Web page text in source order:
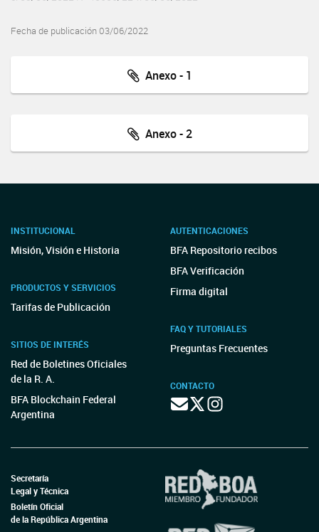
Fecha de publicación 03/06/2022
Anexo - 1
Anexo - 2
INSTITUCIONAL
Misión, Visión e Historia
PRODUCTOS Y SERVICIOS
Tarifas de Publicación
SITIOS DE INTERÉS
Red de Boletines Oficiales
de la R. A.
BFA Blockchain Federal
Argentina
AUTENTICACIONES
BFA Repositorio recibos
BFA Verificación
Firma digital
FAQ Y TUTORIALES
Preguntas Frecuentes
CONTACTO
Secretaría
Legal y Técnica
Boletín Oficial
de la República Argentina